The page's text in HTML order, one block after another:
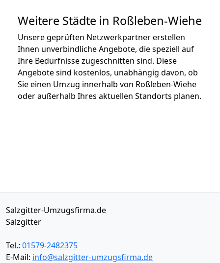
Weitere Städte in Roßleben-Wiehe
Unsere geprüften Netzwerkpartner erstellen
Ihnen unverbindliche Angebote, die speziell auf
Ihre Bedürfnisse zugeschnitten sind. Diese
Angebote sind kostenlos, unabhängig davon, ob
Sie einen Umzug innerhalb von Roßleben-Wiehe
oder außerhalb Ihres aktuellen Standorts planen.
Salzgitter-Umzugsfirma.de
Salzgitter
Tel.: 01579-2482375
E-Mail: info@salzgitter-umzugsfirma.de